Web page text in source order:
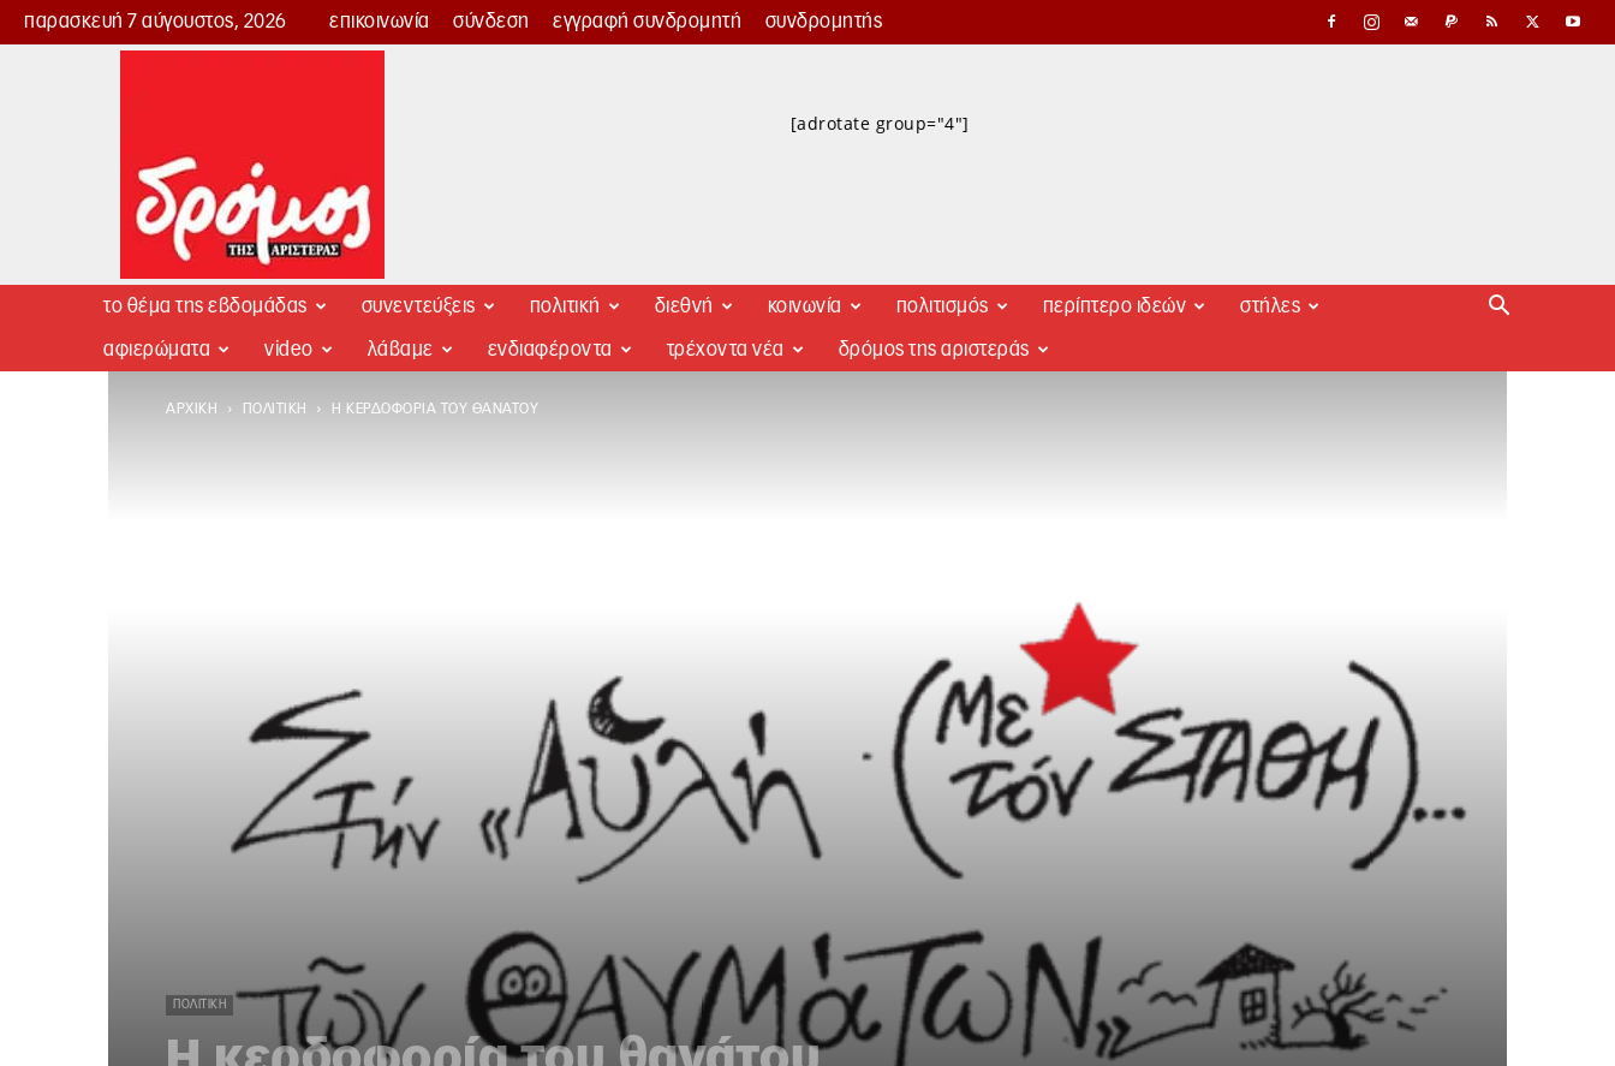
παρασκευή 7 αύγουστος, 2026 επικοινωνία σύνδεση εγγραφή συνδρομητή συνδρομητής
Δρόμος
[adrotate group="4"]
το θέμα της εβδομάδας συνεντεύξεις πολιτική διεθνή κοινωνία πολιτισμός περίπτερο ιδεών στήλες
αφιερώματα video λάβαμε ενδιαφέροντα τρέχοντα νέα δρόμος της αριστεράς
ΑΡΧΙΚΉ ΠΟΛΙΤΙΚΉ Η ΚΕΡΔΟΦΟΡΊΑ ΤΟΥ ΘΑΝΆΤΟΥ
ΠΟΛΙΤΙΚΉ